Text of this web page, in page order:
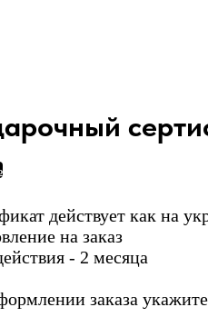
действует как на
на заказ
- 2 месяца
заказа